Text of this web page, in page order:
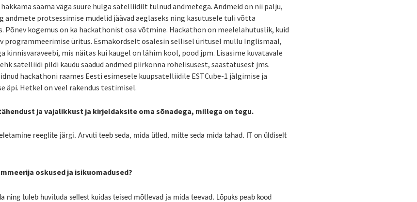
saama väga suure hulga satelliidilt tulnud andmetega. Andmeid on nii palju,
andmete protsessimise mudelid jäävad aeglaseks ning kasutusele tuli võtta
Põnev kogemus on ka hackathonist osa võtmine. Hackathon on meelelahutuslik, kuid
programmeerimise üritus. Esmakordselt osalesin sellisel üritusel mullu Inglismaal,
kinnisvaraveebi, mis näitas kui kaugel on lähim kool, pood jpm. Lisasime kuvatavale
satelliidi pildi kaudu saadud andmed piirkonna rohelisusest, saastatusest jms.
hackathoni raames Eesti esimesele kuupsatelliidile ESTCube-1 jälgimise ja
äpi. Hetkel on veel rakendus testimisel.
ja vajalikkust ja kirjeldaksite oma sõnadega, millega on tegu.
reeglite järgi. Arvuti teeb seda, mida ütled, mitte seda mida tahad. IT on üldiselt
oskused ja isikuomadused?
ning tuleb huvituda sellest kuidas teised mõtlevad ja mida teevad. Lõpuks peab kood